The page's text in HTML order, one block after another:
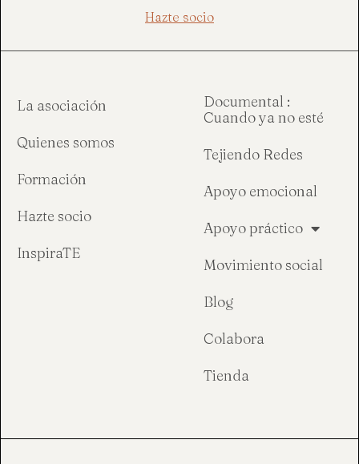
Hazte socio
La asociación
Quienes somos
Formación
Hazte socio
InspiraTE
Documental :
Cuando ya no esté
Tejiendo Redes
Apoyo emocional
Apoyo práctico
Movimiento social
Blog
Colabora
Tienda